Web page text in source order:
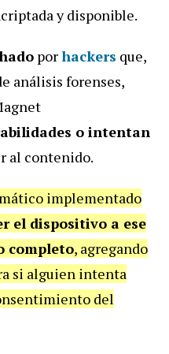
y disponible.
porhackers que,
análisis forenses,
o intentan
al contenido.
implementado
el dispositivo a ese
completo, agregando
si alguien intenta
del